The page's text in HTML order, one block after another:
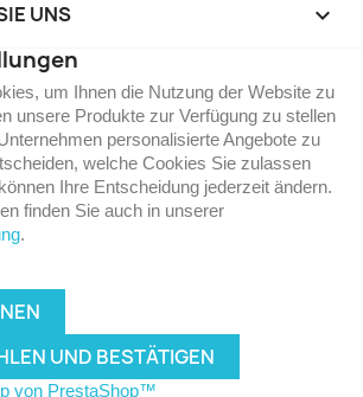
UNS keyboard_arrow_down
um Ihnen die Nutzung der Website zu
unsere Produkte zur Verfügung zu stellen
personalisierte Angebote zu
welche Cookies Sie zulassen
Ihre Entscheidung jederzeit ändern.
finden Sie auch in unserer
.
UND BESTÄTIGEN
von PrestaShop™